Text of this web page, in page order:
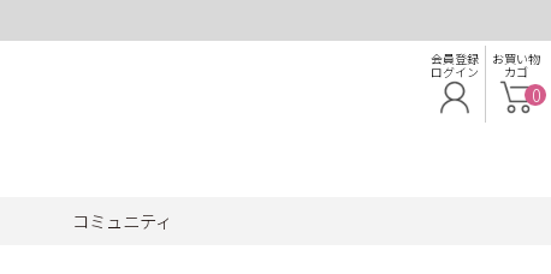
コミュニティ
会員登録
ログイン
お買い物
カゴ
0